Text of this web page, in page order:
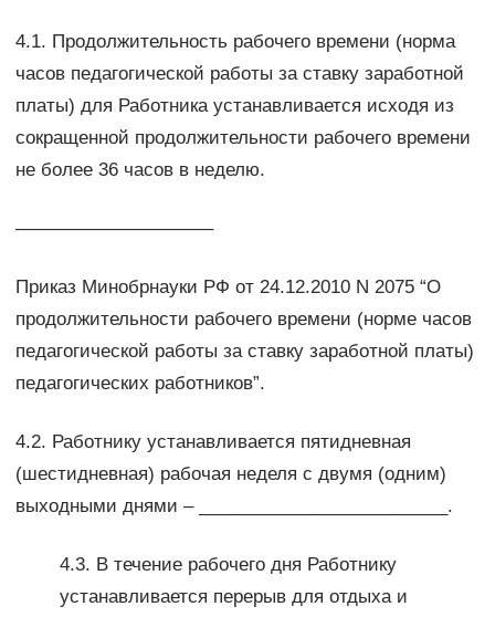
4.1. Продолжительность рабочего времени (норма
часов педагогической работы за ставку заработной
платы) для Работника устанавливается исходя из
сокращенной продолжительности рабочего времени
не более 36 часов в неделю.
——————————–
Приказ Минобрнауки РФ от 24.12.2010 N 2075 “О
продолжительности рабочего времени (норме часов
педагогической работы за ставку заработной платы)
педагогических работников”.
4.2. Работнику устанавливается пятидневная
(шестидневная) рабочая неделя с двумя (одним)
выходными днями – _________________________.
4.3. В течение рабочего дня Работнику
устанавливается перерыв для отдыха и